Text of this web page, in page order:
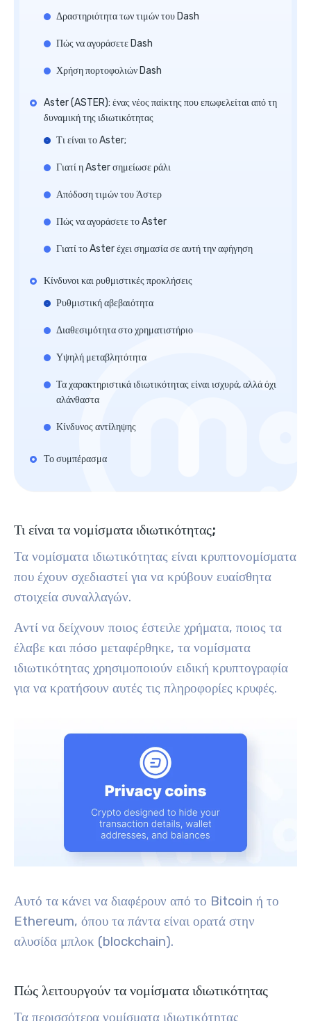
Δραστηριότητα των τιμών του Dash
Πώς να αγοράσετε Dash
Χρήση πορτοφολιών Dash
Aster (ASTER): ένας νέος παίκτης που επωφελείται από τη
δυναμική της ιδιωτικότητας
Τι είναι το Aster;
Γιατί η Aster σημείωσε ράλι
Απόδοση τιμών του Άστερ
Πώς να αγοράσετε το Aster
Γιατί το Aster έχει σημασία σε αυτή την αφήγηση
Κίνδυνοι και ρυθμιστικές προκλήσεις
Ρυθμιστική αβεβαιότητα
Διαθεσιμότητα στο χρηματιστήριο
Υψηλή μεταβλητότητα
Τα χαρακτηριστικά ιδιωτικότητας είναι ισχυρά, αλλά όχι
αλάνθαστα
Κίνδυνος αντίληψης
Το συμπέρασμα
Τι είναι τα νομίσματα ιδιωτικότητας;
Τα νομίσματα ιδιωτικότητας είναι κρυπτονομίσματα
που έχουν σχεδιαστεί για να κρύβουν ευαίσθητα
στοιχεία συναλλαγών.
Αντί να δείχνουν ποιος έστειλε χρήματα, ποιος τα
έλαβε και πόσο μεταφέρθηκε, τα νομίσματα
ιδιωτικότητας χρησιμοποιούν ειδική κρυπτογραφία
για να κρατήσουν αυτές τις πληροφορίες κρυφές.
Αυτό τα κάνει να διαφέρουν από το Bitcoin ή το
Ethereum, όπου τα πάντα είναι ορατά στην
αλυσίδα μπλοκ (blockchain).
Πώς λειτουργούν τα νομίσματα ιδιωτικότητας
Τα περισσότερα νομίσματα ιδιωτικότητας